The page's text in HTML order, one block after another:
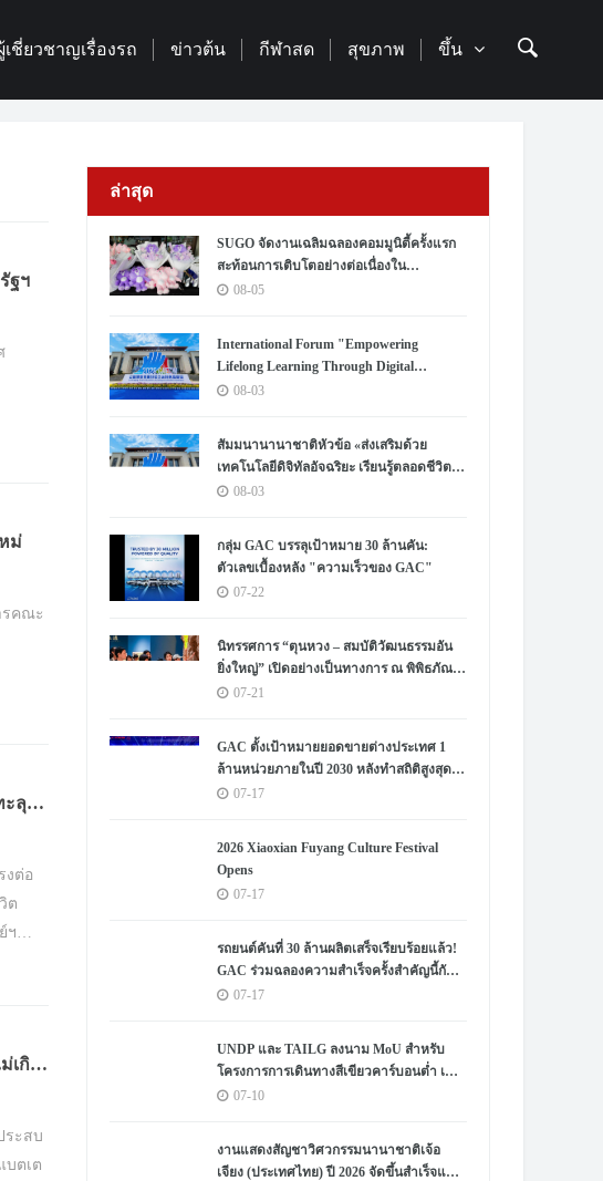
เชี่ยวชาญเรื่องรถ ข่าวต้น กีฬาสด สุขภาพ ขึ้น
ฐฯ
ม่
รคณะ
ะลุ
งต่อ
ต
ฯ
เกิน
ระสบ
บตเต
ล่าสุด
SUGO จัดงานเฉลิมฉลองคอมมูนิตี้ครั้งแรก
สะท้อนการเติบโตอย่างต่อเนื่องใน
ประเทศไทย
08-05
International Forum "Empowering
Lifelong Learning Through Digital
Intelligence – Building a New Ecosystem for
08-03
สัมมนานานาชาติหัวข้อ «ส่งเสริมด้วย
เทคโนโลยีดิจิทัลอัจฉริยะ เรียนรู้ตลอดชีวิต –
สร้างระบบนิเวศใหม่แห่งการเรียนรู้ตลอด
08-03
กลุ่ม GAC บรรลุเป้าหมาย 30 ล้านคัน:
ตัวเลขเบื้องหลัง "ความเร็วของ GAC"
07-22
นิทรรศการ “ตุนหวง – สมบัติวัฒนธรรมอัน
ยิ่งใหญ่” เปิดอย่างเป็นทางการ ณ พิพิธภัณฑ์
หูหนาน
07-21
GAC ตั้งเป้าหมายยอดขายต่างประเทศ 1
ล้านหน่วยภายในปี 2030 หลังทำสถิติสูงสุด
เป็นประวัติการณ์
07-17
2026 Xiaoxian Fuyang Culture Festival
Opens
07-17
รถยนต์คันที่ 30 ล้านผลิตเสร็จเรียบร้อยแล้ว!
GAC ร่วมฉลองความสำเร็จครั้งสำคัญนี้กับผู้
ใช้งานทั่วโลก
07-17
UNDP และ TAILG ลงนาม MoU สำหรับ
โครงการการเดินทางสีเขียวคาร์บอนต่ำ เพื่อ
ส่งเสริมการพัฒนาอย่างยั่งยืนในแอฟริกา
07-10
งานแสดงสัญชาวิศวกรรมนานาชาติเจ้อ
เจียง (ประเทศไทย) ปี 2026 จัดขึ้นสำเร็จแล้ว